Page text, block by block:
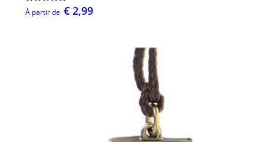
À partir de € 2,99